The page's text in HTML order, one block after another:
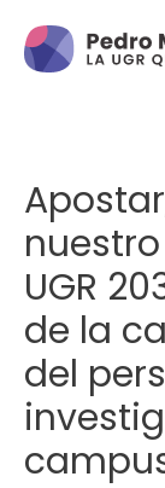
UGR
de la
del